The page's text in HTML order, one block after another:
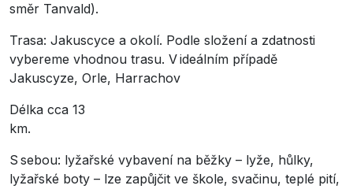
směr Tanvald).
Trasa: Jakuscyce a okolí. Podle složení a zdatnosti
vybereme vhodnou trasu. V ideálním případě
Jakuscyze, Orle, Harrachov
Délka cca 13
km.
S sebou: lyžařské vybavení na běžky – lyže, hůlky,
lyžařské boty – lze zapůjčit ve škole, svačinu, teplé pití,